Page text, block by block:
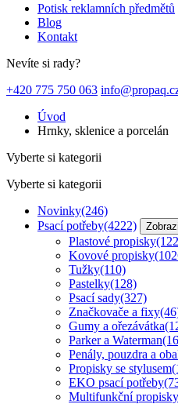
Potisk reklamních předmětů
Blog
Kontakt
Nevíte si rady?
+420 775 750 063
Úvod
Hrnky, sklenice a porcelán
Vyberte si kategorii
Vyberte si kategorii
Novinky(246)
Psací potřeby(4222)
Plastové propisky
Kovové propisky
Tužky(110)
Pastelky(128)
Psací sady(327)
Značkovače a fixy
Gumy a ořezávátka
Parker a Waterman
Penály, pouzdra a
Propisky se stylusem
EKO psací potřeby
Multifunkční propisky